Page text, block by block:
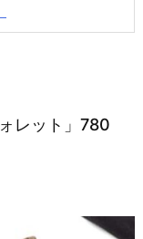
レット」780